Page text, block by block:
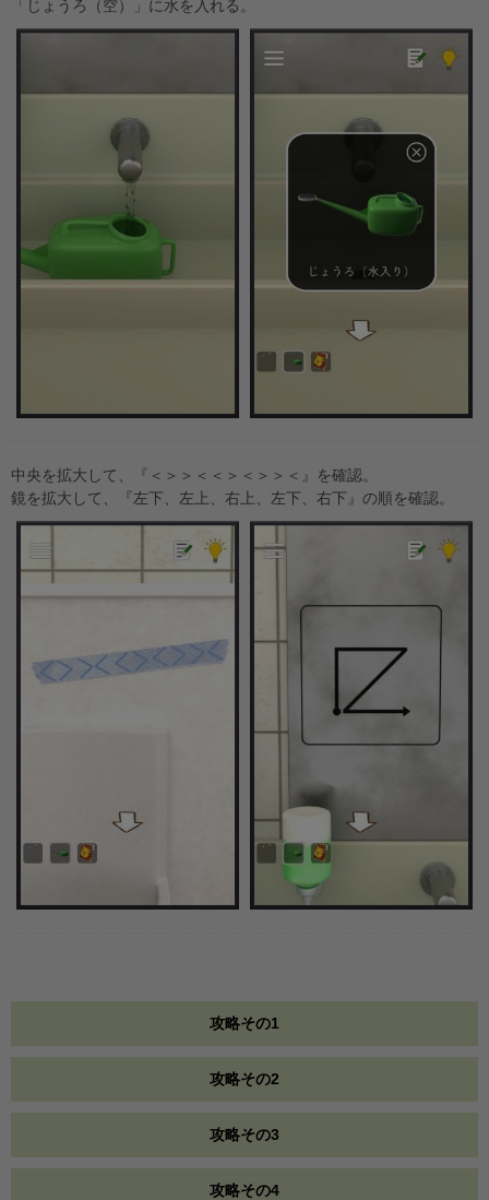
「じょうろ（空）」に水を入れる。
中央を拡大して、『＜＞＞＜＜＞＜＞＞＜』を確認。
鏡を拡大して、『左下、左上、右上、左下、右下』の順を確認。
攻略その1
攻略その2
攻略その3
攻略その4